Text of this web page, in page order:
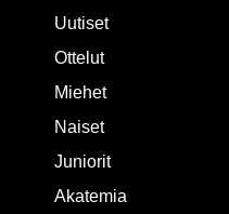
Uutiset
Ottelut
Miehet
Naiset
Juniorit
Akatemia